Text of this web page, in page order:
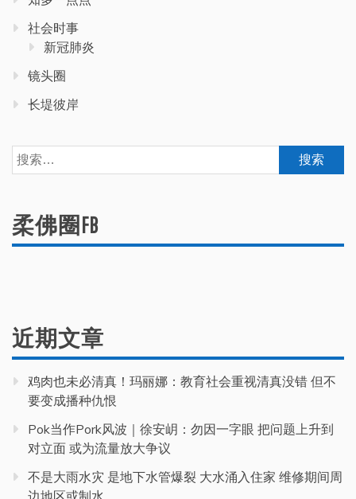
社会时事
新冠肺炎
镜头圈
长堤彼岸
搜
索：
柔佛圈FB
近期文章
鸡肉也未必清真！玛丽娜：教育社会重视清真没错 但不
要变成播种仇恨
Pok当作Pork风波｜徐安岄：勿因一字眼 把问题上升到
对立面 或为流量放大争议
不是大雨水灾 是地下水管爆裂 大水涌入住家 维修期间周